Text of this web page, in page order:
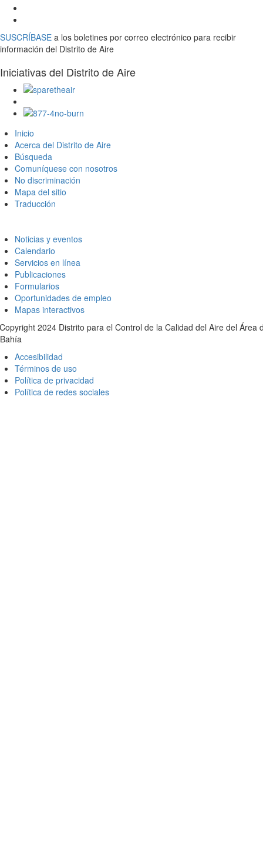
Aire
en
Twitter
de
Facebook
del
Distrito
YouTube
del
Distrito
de
Aire
District
on
Instagram
SUSCRÍBASE a los boletines por correo electrónico para recibir
información del Distrito de Aire
Iniciativas del Distrito de Aire
el
de
Spare
The
Air
(proteja
el
aire)
el
sitio
de
8774
No
Burn
Inicio
Acerca del Distrito de Aire
Búsqueda
Comuníquese con nosotros
No discriminación
Mapa del sitio
Traducción
Noticias y eventos
Calendario
Servicios en línea
Publicaciones
Formularios
Oportunidades de empleo
Mapas interactivos
2024 Distrito para el Control de la Calidad del Aire del Área
Accesibilidad
Términos de uso
Política de privacidad
Política de redes sociales